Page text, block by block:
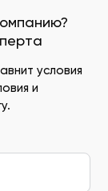
условия
и